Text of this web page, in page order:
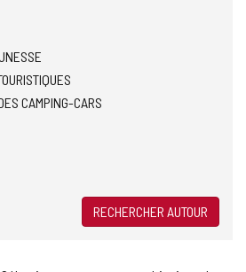
CAMPING-CARS
RECHERCHER AUTOUR